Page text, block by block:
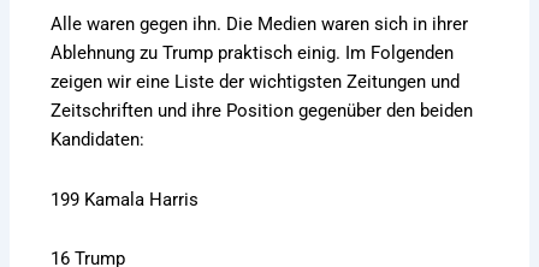
Alle waren gegen ihn. Die Medien waren sich in ihrer
Ablehnung zu Trump praktisch einig. Im Folgenden
zeigen wireine Liste der wichtigsten Zeitungen und
Zeitschriften und ihre Position gegenüber den beiden
Kandidaten:
199 Kamala Harris
16 Trump